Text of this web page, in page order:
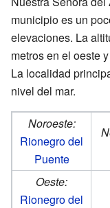
municipio es un
elevaciones. La
metros en el oeste
La localidad
nivel del mar.
Noroeste:
Rionegro del
Puente
Oeste:
Rionegro del